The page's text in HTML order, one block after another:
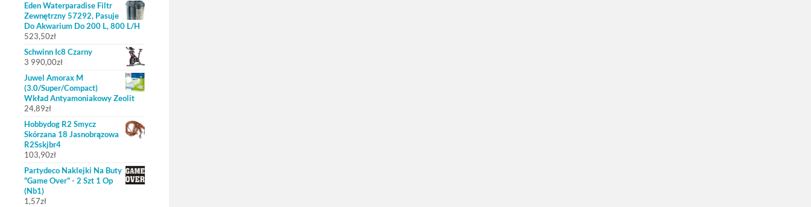
Eden Waterparadise Filtr
Zewnętrzny 57292, Pasuje
Do Akwarium Do 200 L, 800 L/H
523,50zł
Schwinn Ic8 Czarny
3 990,00zł
Juwel Amorax M
(3.0/Super/Compact)
Wkład Antyamoniakowy Zeolit
24,89zł
Hobbydog R2 Smycz
Skórzana 18 Jasnobrązowa
R2Sskjbr4
103,90zł
Partydeco Naklejki Na Buty
"Game Over" - 2 Szt 1 Op
(Nb1)
1,57zł